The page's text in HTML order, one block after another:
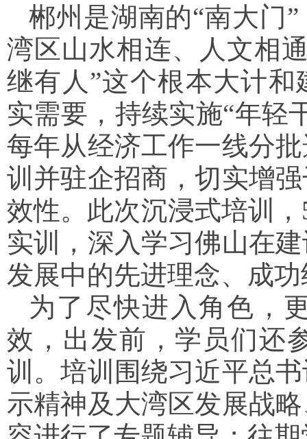
郴州是湖南的“南大门
湾区山水相连、人文相
继有人”这个根本大计和
实需要，持续实施“年轻
每年从经济工作一线分
训并驻企招商，切实增
效性。此次沉浸式培训
实训，深入学习佛山在
发展中的先进理念、成
为了尽快进入角色，
效，出发前，学员们还
训。培训围绕习近平总
示精神及大湾区发展战